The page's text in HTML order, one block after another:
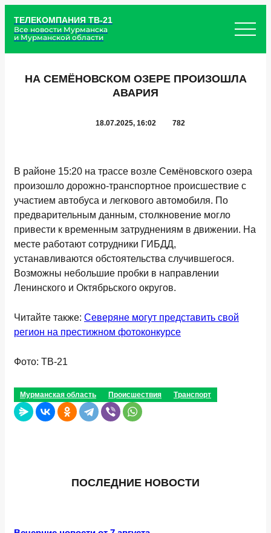
ТЕЛЕКОМПАНИЯ ТВ-21
Все новости Мурманска
и Мурманской области
НА СЕМЁНОВСКОМ ОЗЕРЕ ПРОИЗОШЛА
АВАРИЯ
18.07.2025, 16:02 782
В районе 15:20 на трассе возле Семёновского озера
произошло дорожно-транспортное происшествие с
участием автобуса и легкового автомобиля. По
предварительным данным, столкновение могло
привести к временным затруднениям в движении. На
месте работают сотрудники ГИБДД,
устанавливаются обстоятельства случившегося.
Возможны небольшие пробки в направлении
Ленинского и Октябрьского округов.
Читайте также: Северяне могут представить свой
регион на престижном фотоконкурсе
Фото: ТВ-21
Мурманская область Происшествия Транспорт
ПОСЛЕДНИЕ НОВОСТИ